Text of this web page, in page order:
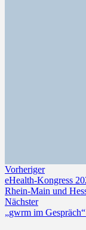
Vorheriger
eHealth-Kongress
Rhein-Main und
Nächster
„gwrm im